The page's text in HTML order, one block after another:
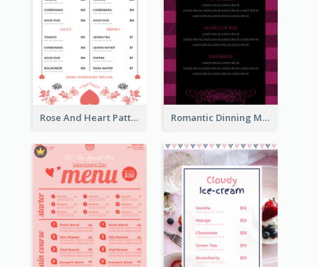
Rose And Heart Pattern Menu Design Ideas Romantic Dinning Menu For Two Design Templates